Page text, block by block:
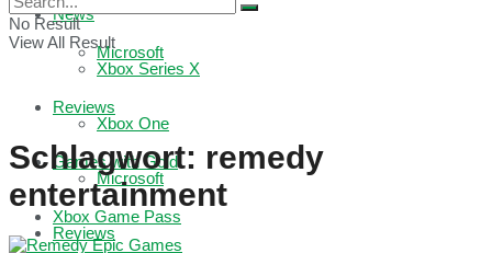
Microsoft
Reviews
Games with Gold
Xbox Game Pass
News
Xbox Series X
Xbox One
Microsoft
Reviews
No Result
View All Result
Schlagwort: remedy
entertainment